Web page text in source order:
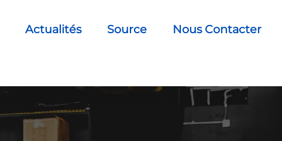
Actualités Source Nous Contacter